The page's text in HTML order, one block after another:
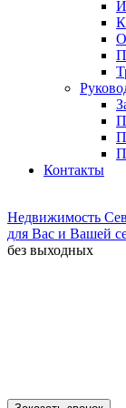
Контакты
Недвижимость
для Вас и Вашей
без выходных